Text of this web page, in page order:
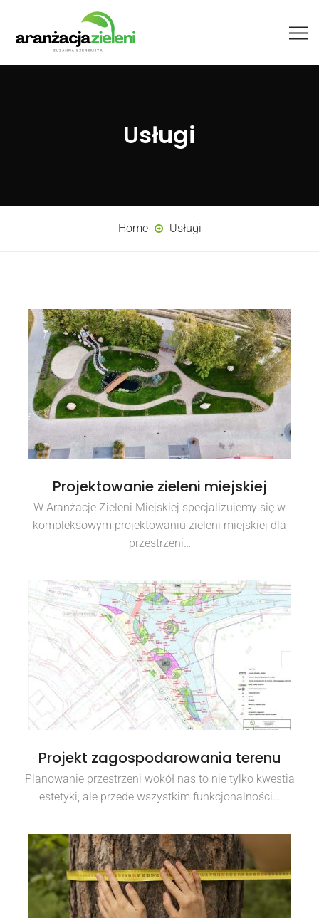
Usługi
Home Usługi
Projektowanie zieleni miejskiej
W Aranżacje Zieleni Miejskiej specjalizujemy się w
kompleksowym projektowaniu zieleni miejskiej dla
przestrzeni…
Projekt zagospodarowania terenu
Planowanie przestrzeni wokół nas to nie tylko kwestia
estetyki, ale przede wszystkim funkcjonalności…